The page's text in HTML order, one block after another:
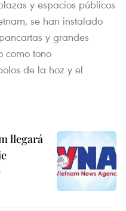
y espacios públicos
se han instalado
y grandes
como tono
de la hoz y el
llegará